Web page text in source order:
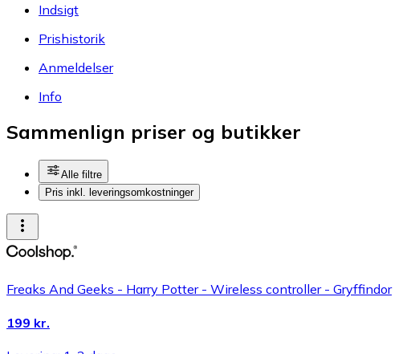
Indsigt
Prishistorik
Anmeldelser
Info
Sammenlign priser og butikker
Alle filtre
Pris inkl. leveringsomkostninger
Freaks And Geeks - Harry Potter - Wireless controller - Gryffindor
199 kr.